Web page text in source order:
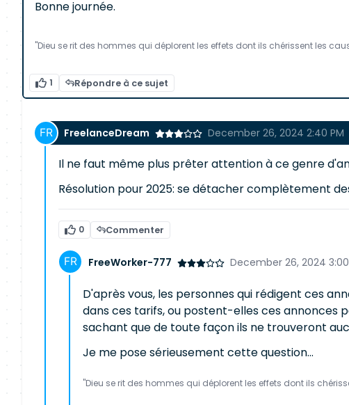
Bonne journée.
"Dieu se rit des hommes qui déplorent les effets dont ils chérissent les
1 Répondre à ce sujet
FreelanceDream December 26, 2024 2:40 PM
Il ne faut même plus prêter attention à ce genre
Résolution pour 2025: se détacher complètement
0 Commenter
FreeWorker-777 December 26, 2024 3:00
D'après vous, les personnes qui rédigent ces
dans ces tarifs, ou postent-elles ces annonces
sachant que de toute façon ils ne trouveront
Je me pose sérieusement cette question...
"Dieu se rit des hommes qui déplorent les effets dont ils